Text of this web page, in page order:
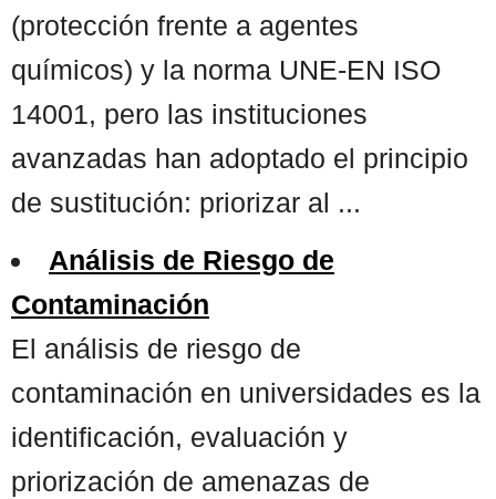
(protección frente a agentes
químicos) y la norma UNE-EN ISO
14001, pero las instituciones
avanzadas han adoptado el principio
de sustitución: priorizar al ...
Análisis de Riesgo de
Contaminación
El análisis de riesgo de
contaminación en universidades es la
identificación, evaluación y
priorización de amenazas de